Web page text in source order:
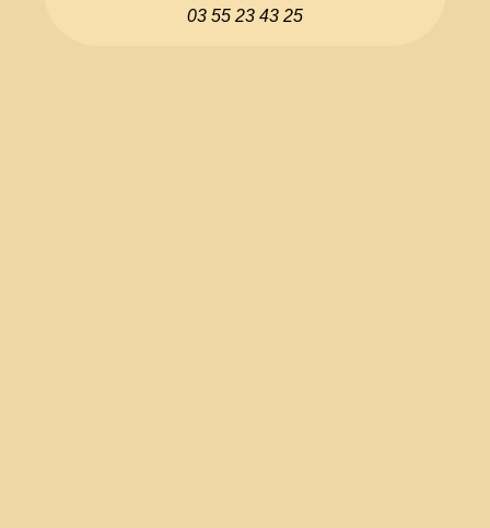
03 55 23 43 25